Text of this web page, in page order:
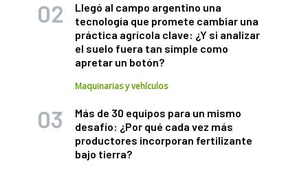
Llegó al campo argentino una
tecnología que promete cambiar una
práctica agrícola clave: ¿Y si analizar
el suelo fuera tan simple como
apretar un botón?
Maquinarias y vehículos
Más de 30 equipos para un mismo
desafío: ¿Por qué cada vez más
productores incorporan fertilizante
bajo tierra?